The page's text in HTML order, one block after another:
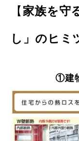
【 家族を守
し」のヒミ
①建